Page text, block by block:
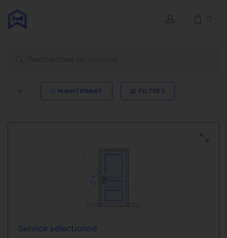
0
MAINTENANT FILTRES
Service sélectionné